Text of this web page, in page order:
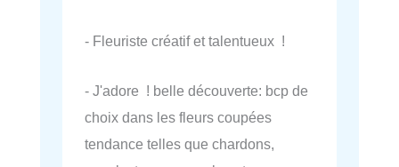
- Fleuriste créatif et talentueux !
- J'adore ! belle découverte: bcp de
choix dans les fleurs coupées
tendance telles que chardons,